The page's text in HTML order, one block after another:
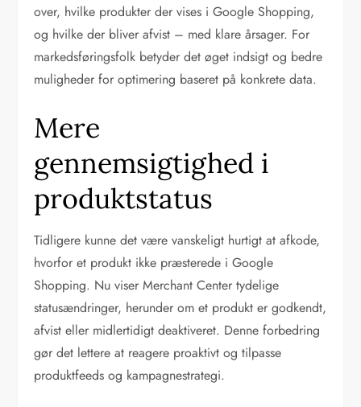
over, hvilke produkter der vises i Google Shopping,
og hvilke der bliver afvist – med klare årsager. For
markedsføringsfolk betyder det øget indsigt og bedre
muligheder for optimering baseret på konkrete data.
Mere
gennemsigtighed i
produktstatus
Tidligere kunne det være vanskeligt hurtigt at afkode,
hvorfor et produkt ikke præsterede i Google
Shopping. Nu viser Merchant Center tydelige
statusændringer, herunder om et produkt er godkendt,
afvist eller midlertidigt deaktiveret. Denne forbedring
gør det lettere at reagere proaktivt og tilpasse
produktfeeds og kampagnestrategi.